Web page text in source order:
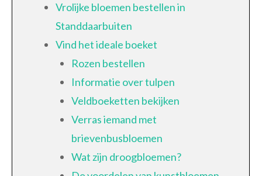
Vrolijke bloemen bestellen in
Standdaarbuiten
Vind het ideale boeket
Rozen bestellen
Informatie over tulpen
Veldboeketten bekijken
Verras iemand met
brievenbusbloemen
Wat zijn droogbloemen?